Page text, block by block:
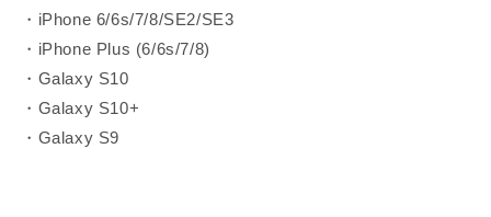
・iPhone 6/6s/7/8/SE2/SE3
・iPhone Plus (6/6s/7/8)
・Galaxy S10
・Galaxy S10+
・Galaxy S9